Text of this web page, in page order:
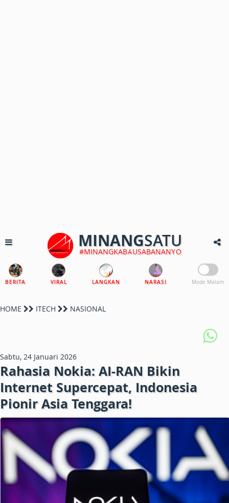
MINANGSATU
#MINANGKABAUSABANANYO
BERITA VIRAL LANGKAN NARASI Mode Malam
HOME ITECH NASIONAL
Sabtu, 24 Januari 2026
Rahasia Nokia: AI-RAN Bikin
Internet Supercepat, Indonesia
Pionir Asia Tenggara!